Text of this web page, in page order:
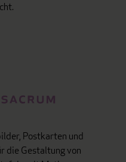
Postkarten und
die Gestaltung von